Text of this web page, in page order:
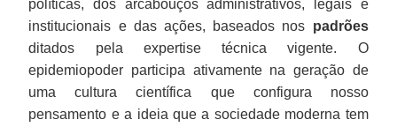
políticas, dos arcabouços administrativos, legais e
institucionais e das ações, baseados nos padrões
ditados pela expertise técnica vigente. O
epidemiopoder participa ativamente na geração de
uma cultura científica que configura nosso
pensamento e a ideia que a sociedade moderna tem